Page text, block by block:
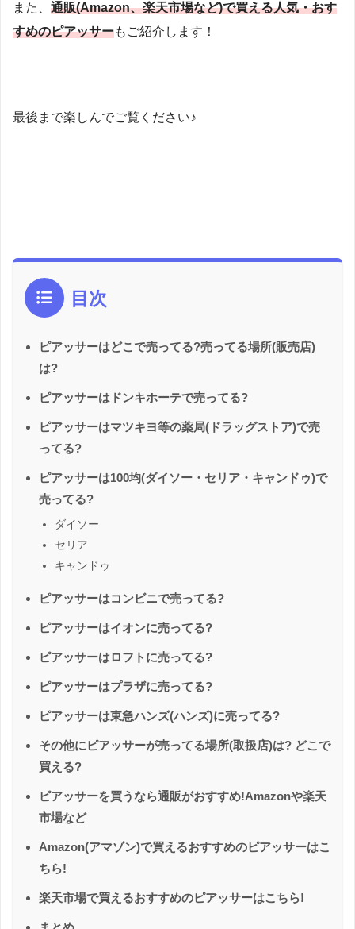
また、 通販(Amazon、楽天市場など)で買える人気・おす
すめのピアッサーもご紹介します！
最後まで楽しんでご覧ください♪
目次
ピアッサーはどこで売ってる?売ってる場所(販売店)
は?
ピアッサーはドンキホーテで売ってる?
ピアッサーはマツキヨ等の薬局(ドラッグストア)で売
ってる?
ピアッサーは100均(ダイソー・セリア・キャンドゥ)で
売ってる?
ダイソー
セリア
キャンドゥ
ピアッサーはコンビニで売ってる?
ピアッサーはイオンに売ってる?
ピアッサーはロフトに売ってる?
ピアッサーはプラザに売ってる?
ピアッサーは東急ハンズ(ハンズ)に売ってる?
その他にピアッサーが売ってる場所(取扱店)は? どこで
買える?
ピアッサーを買うなら通販がおすすめ!Amazonや楽天
市場など
Amazon(アマゾン)で買えるおすすめのピアッサーはこ
ちら!
楽天市場で買えるおすすめのピアッサーはこちら!